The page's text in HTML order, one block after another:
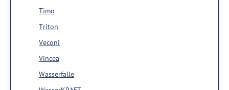
Timo
Triton
Veconi
Vincea
Wasserfalle